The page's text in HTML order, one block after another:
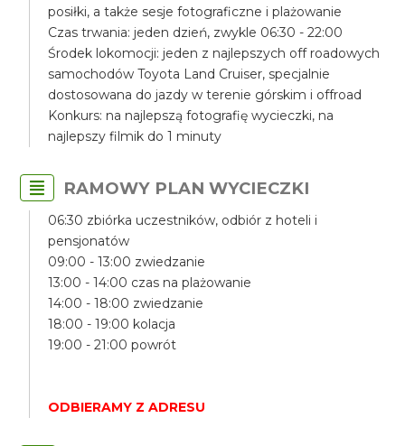
posiłki, a także sesje fotograficzne i plażowanie
Czas trwania: jeden dzień, zwykle 06:30 - 22:00
Środek lokomocji: jeden z najlepszych off roadowych
samochodów Toyota Land Cruiser, specjalnie
dostosowana do jazdy w terenie górskim i offroad
Konkurs: na najlepszą fotografię wycieczki, na
najlepszy filmik do 1 minuty
RAMOWY PLAN WYCIECZKI
06:30 zbiórka uczestników, odbiór z hoteli i
pensjonatów
09:00 - 13:00 zwiedzanie
13:00 - 14:00 czas na plażowanie
14:00 - 18:00 zwiedzanie
18:00 - 19:00 kolacja
19:00 - 21:00 powrót
ODBIERAMY Z ADRESU